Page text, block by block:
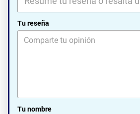
Tu reseña
Tu nombre